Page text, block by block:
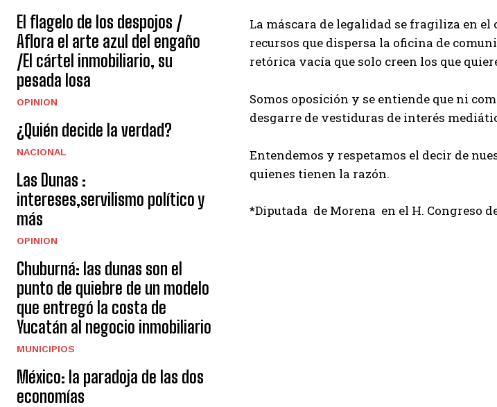
El flagelo de los despojos /
Aflora el arte azul del engaño
/El cártel inmobiliario, su
pesada losa
OPINION
¿Quién decide la verdad?
NACIONAL
Las Dunas :
intereses,servilismo político y
más
OPINION
Chuburná: las dunas son el
punto de quiebre de un modelo
que entregó la costa de
Yucatán al negocio inmobiliario
MUNICIPIOS
México: la paradoja de las dos
economías
La máscara de legalidad se fragiliza en
recursos que dispersa la oficina de
retórica vacía que solo creen los que
Somos oposición y se entiende que ni
desgarre de vestiduras de interés
Entendemos y respetamos el decir de
quienes tienen la razón.
*Diputada de Morena en el H. Congreso